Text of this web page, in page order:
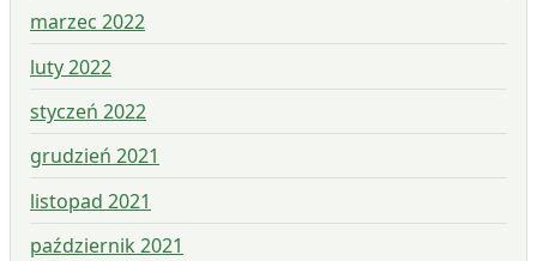
marzec 2022
luty 2022
styczeń 2022
grudzień 2021
listopad 2021
październik 2021